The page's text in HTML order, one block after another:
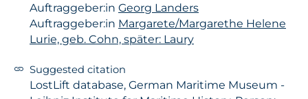
Auftraggeber:in Georg Landers
Auftraggeber:in Margarete/Margarethe Helene
Lurie, geb. Cohn, später: Laury
Suggested citation
LostLift database, German Maritime Museum -